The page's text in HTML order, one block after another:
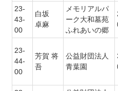
23-
43-
00
白坂
卓麻
メモリアルパ
ーク大和墓苑
ふれあいの郷
23-
44-
00
芳賀 将
吾
公益財団法人
青葉園